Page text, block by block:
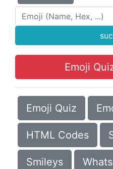
Emoji
Emoji Quiz
HTML Codes
Smileys